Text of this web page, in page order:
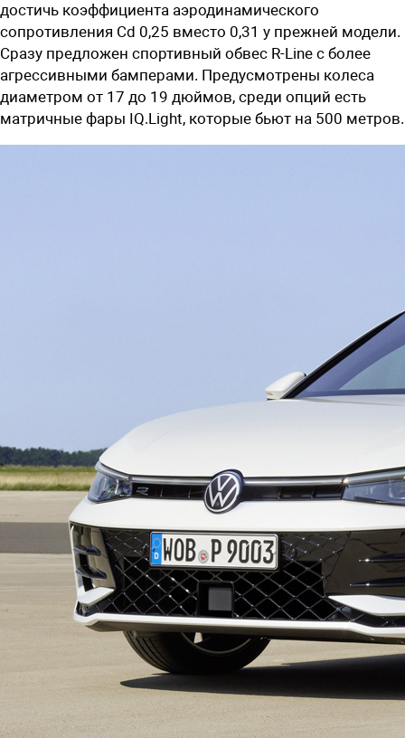
достичь коэффициента аэродинамического
сопротивления Cd 0,25 вместо 0,31 у прежней модели.
Сразу предложен спортивный обвес R-Line с более
агрессивными бамперами. Предусмотрены колеса
диаметром от 17 до 19 дюймов, среди опций есть
матричные фары IQ.Light, которые бьют на 500 метров.